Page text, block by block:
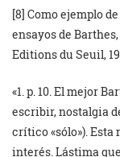
[8] Como ejemplo
ensayos de
Editions du Seuil,
«1. p. 10. El mejor
escribir, nostalgia
crítico «sólo»).
interés. Lástima